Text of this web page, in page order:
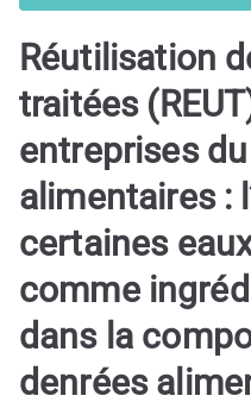
Réutilisation
traitées
entreprises
alimentaires :
certaines
comme
dans la
denrées